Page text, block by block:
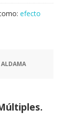
efecto